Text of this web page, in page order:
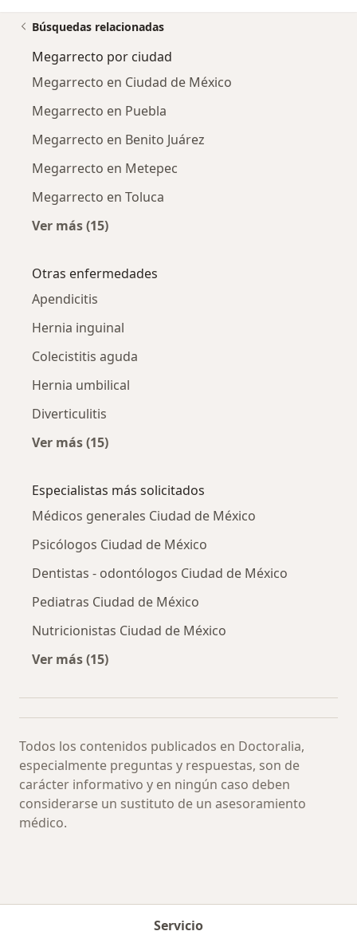
Búsquedas relacionadas
Megarrecto por ciudad
Megarrecto en Ciudad de México
Megarrecto en Puebla
Megarrecto en Benito Juárez
Megarrecto en Metepec
Megarrecto en Toluca
Ver más (15)
Otras enfermedades
Apendicitis
Hernia inguinal
Colecistitis aguda
Hernia umbilical
Diverticulitis
Ver más (15)
Especialistas más solicitados
Médicos generales Ciudad de México
Psicólogos Ciudad de México
Dentistas - odontólogos Ciudad de México
Pediatras Ciudad de México
Nutricionistas Ciudad de México
Ver más (15)
Todos los contenidos publicados en Doctoralia,
especialmente preguntas y respuestas, son de
carácter informativo y en ningún caso deben
considerarse un sustituto de un asesoramiento
médico.
Servicio